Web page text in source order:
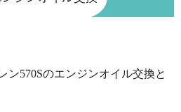
ン570Sのエンジンオイル交換と